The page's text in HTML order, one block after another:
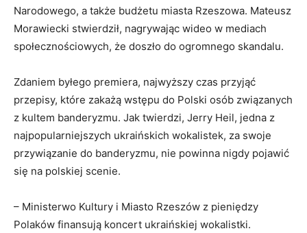
Narodowego, a także budżetu miasta Rzeszowa. Mateusz
Morawiecki stwierdził, nagrywając wideo w mediach
społecznościowych, że doszło do ogromnego skandalu.
Zdaniem byłego premiera, najwyższy czas przyjąć
przepisy, które zakażą wstępu do Polski osób związanych
z kultem banderyzmu. Jak twierdzi, Jerry Heil, jedna z
najpopularniejszych ukraińskich wokalistek, za swoje
przywiązanie do banderyzmu, nie powinna nigdy pojawić
się na polskiej scenie.
– Ministerwo Kultury i Miasto Rzeszów z pieniędzy
Polaków finansują koncert ukraińskiej wokalistki.